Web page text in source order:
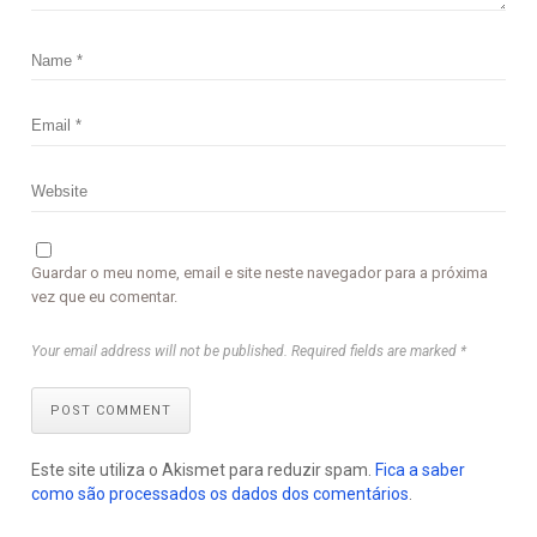
Guardar o meu nome, email e site neste navegador para a próxima
vez que eu comentar.
Your email address will not be published. Required fields are marked *
POST COMMENT
Este site utiliza o Akismet para reduzir spam. Fica a saber
como são processados os dados dos comentários